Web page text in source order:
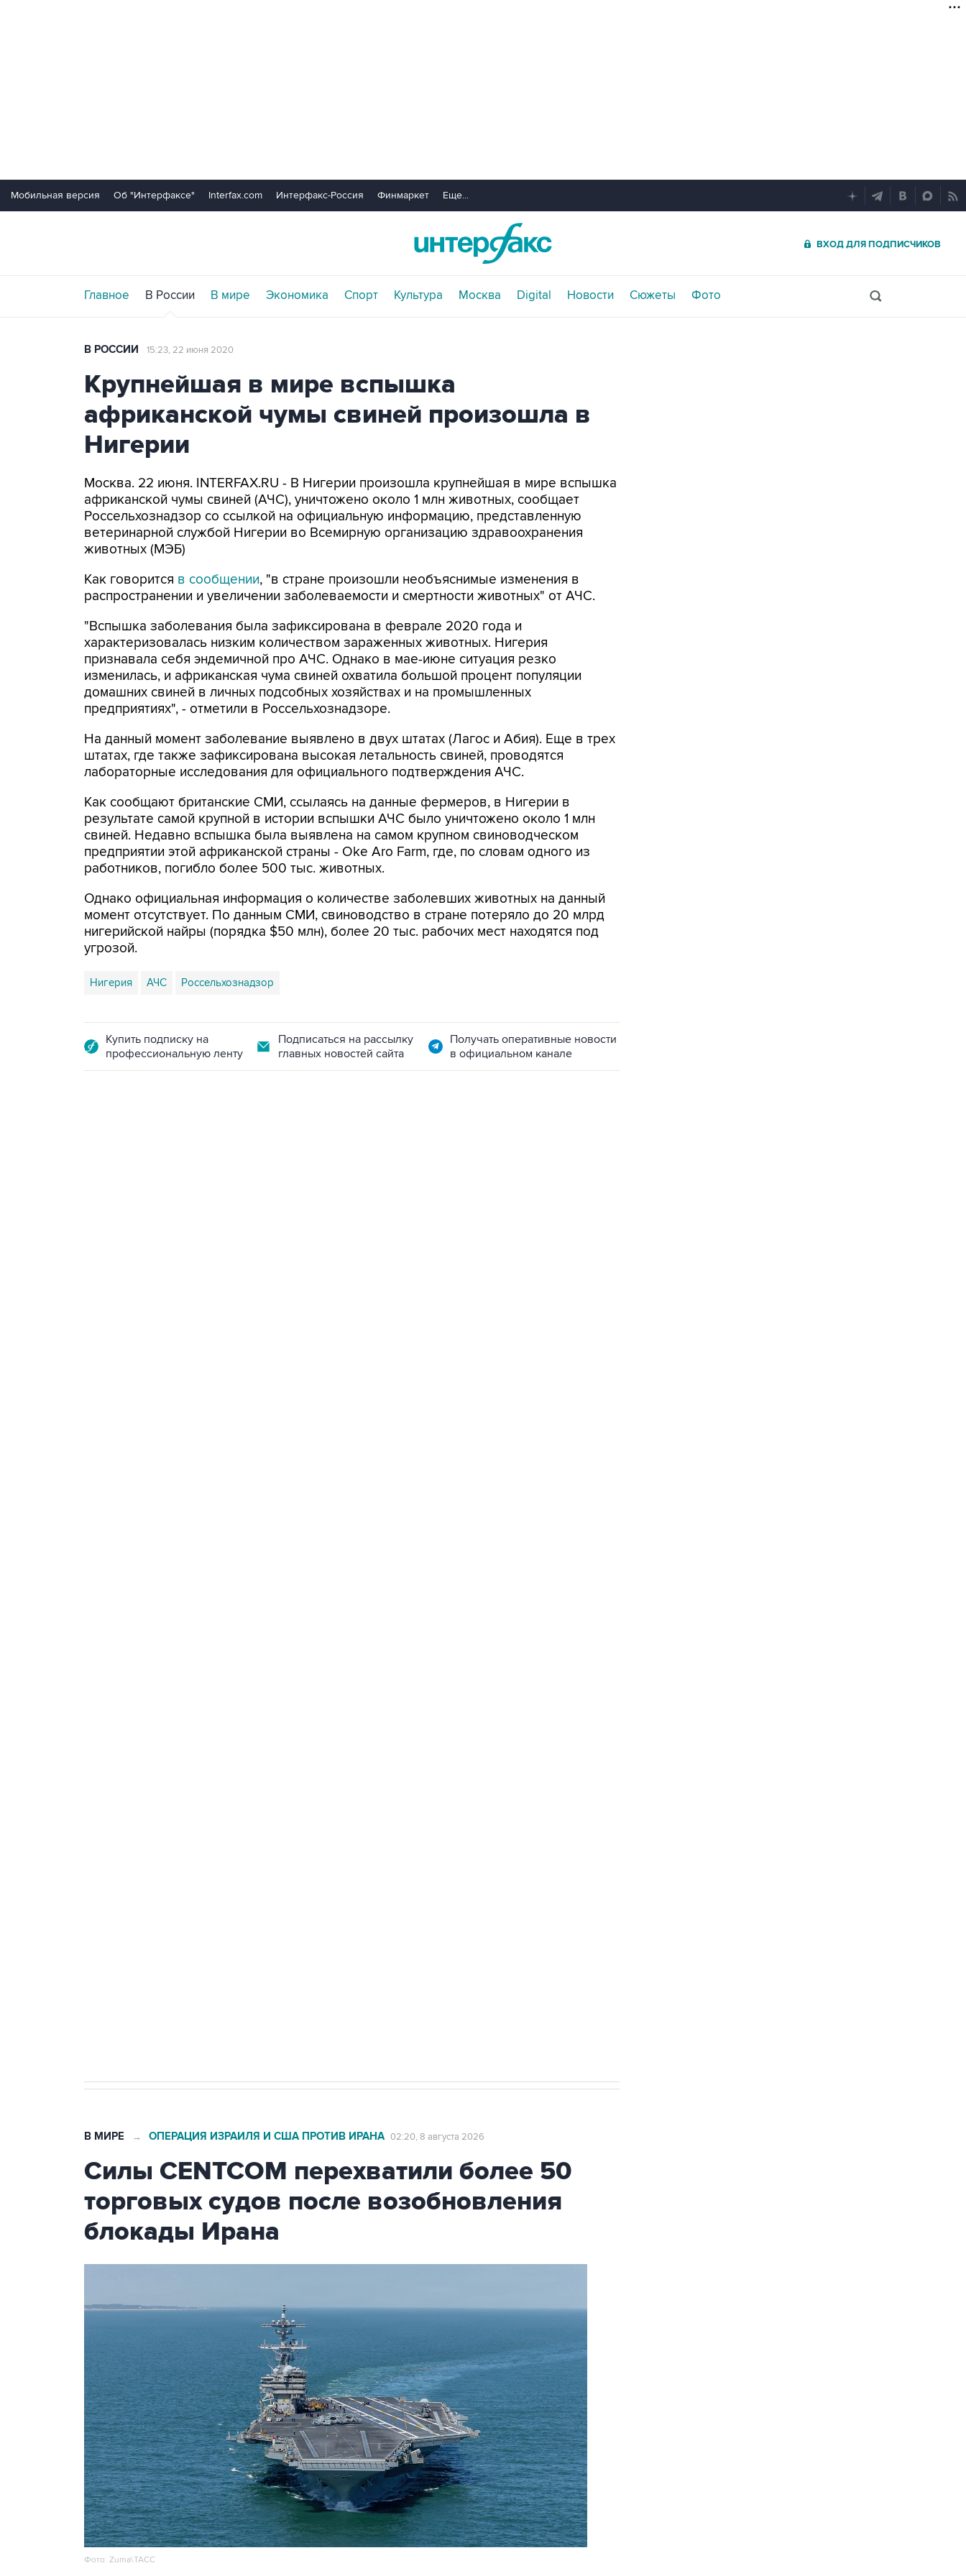
Мобильная версия Об "Интерфаксе" Interfax.com Интерфакс-Россия Финмаркет Еще...
ВХОД ДЛЯ ПОДПИСЧИКОВ
Главное В России В мире Экономика Спорт Культура Москва Digital Новости Сюжеты Фото
В РОССИИ 15:23, 22 июня 2020
Крупнейшая в мире вспышка
африканской чумы свиней произошла в
Нигерии
Москва. 22 июня. INTERFAX.RU - В Нигерии произошла крупнейшая в мире вспышка
африканской чумы свиней (АЧС), уничтожено около 1 млн животных, сообщает
Россельхознадзор со ссылкой на официальную информацию, представленную
ветеринарной службой Нигерии во Всемирную организацию здравоохранения
животных (МЭБ)
Как говорится в сообщении, "в стране произошли необъяснимые изменения в
распространении и увеличении заболеваемости и смертности животных" от АЧС.
"Вспышка заболевания была зафиксирована в феврале 2020 года и
характеризовалась низким количеством зараженных животных. Нигерия
признавала себя эндемичной про АЧС. Однако в мае-июне ситуация резко
изменилась, и африканская чума свиней охватила большой процент популяции
домашних свиней в личных подсобных хозяйствах и на промышленных
предприятиях", - отметили в Россельхознадзоре.
На данный момент заболевание выявлено в двух штатах (Лагос и Абия). Еще в трех
штатах, где также зафиксирована высокая летальность свиней, проводятся
лабораторные исследования для официального подтверждения АЧС.
Как сообщают британские СМИ, ссылаясь на данные фермеров, в Нигерии в
результате самой крупной в истории вспышки АЧС было уничтожено около 1 млн
свиней. Недавно вспышка была выявлена на самом крупном свиноводческом
предприятии этой африканской страны - Oke Aro Farm, где, по словам одного из
работников, погибло более 500 тыс. животных.
Однако официальная информация о количестве заболевших животных на данный
момент отсутствует. По данным СМИ, свиноводство в стране потеряло до 20 млрд
нигерийской найры (порядка $50 млн), более 20 тыс. рабочих мест находятся под
угрозой.
Нигерия АЧС Россельхознадзор
Купить подписку на
профессиональную ленту
Подписаться на рассылку
главных новостей сайта
Получать оперативные новости
в официальном канале
В МИРЕ → ОПЕРАЦИЯ ИЗРАИЛЯ И США ПРОТИВ ИРАНА 02:20, 8 августа 2026
Силы CENTCOM перехватили более 50
торговых судов после возобновления
блокады Ирана
Фото: Zuma\ТАСС